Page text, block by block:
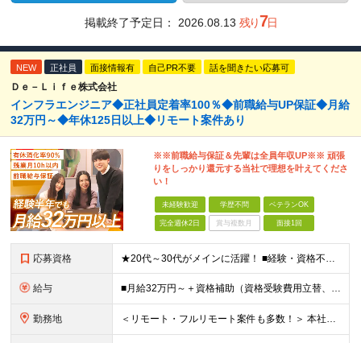
掲載終了予定日： 2026.08.13 残り7日
NEW 正社員 面接情報有 自己PR不要 話を聞きたい応募可
Ｄｅ－Ｌｉｆｅ株式会社
インフラエンジニア◆正社員定着率100％◆前職給与UP保証◆月給
32万円～◆年休125日以上◆リモート案件あり
※※前職給与保証＆先輩は全員年収UP※※ 頑張
りをしっかり還元する当社で理想を叶えてくださ
い！
未経験歓迎 学歴不問 ベテランOK
完全週休2日 賞与複数月 面接1回
応募資格 ★20代～30代がメインに活躍！ ■経験・資格不問 ■学歴不問 ━━━━━……‥ 当社では何よりもコミュニケーション力を 重視した採用を行っています！
給与 ■月給32万円～＋資格補助（資格受験費用立替、書籍代立替）＋リファラル手当（経験者10万円/未経験者6万円） ※給与は経験・スキルに応じて決定します ※上記給与額には固定残業代（20時間分/39,68
勤務地 ＜リモート・フルリモート案件も多数！＞ 本社または都内のクライアント先での勤務となります。 ■本社/東京都千代田区神田司町2-10-4 NOVEL WORK Kanda 3階 (変更の範囲)上記を除